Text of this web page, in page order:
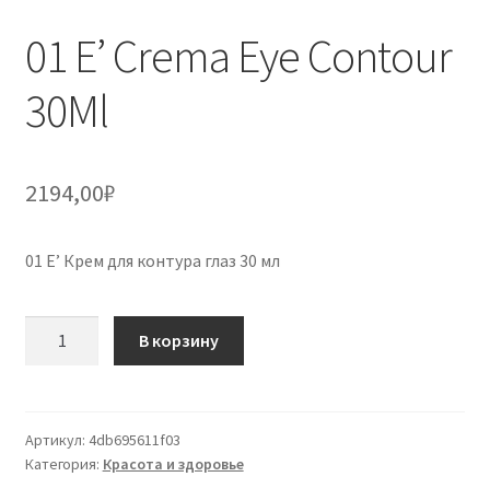
01 E’ Crema Eye Contour
30Ml
2194,00₽
01 E’ Крем для контура глаз 30 мл
Crema
Eye
В корзину
Артикул: 4db695611f03
Категория: Красота и здоровье